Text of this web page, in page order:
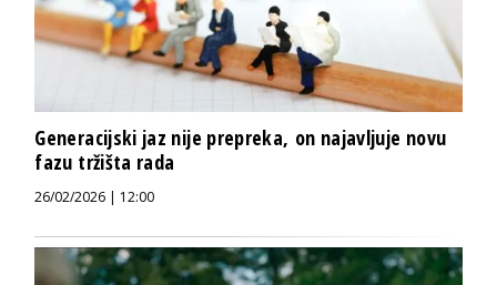
Generacijski jaz nije prepreka, on najavljuje novu
fazu tržišta rada
26/02/2026 | 12:00